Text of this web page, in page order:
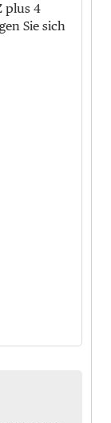
plus 4
Sie sich